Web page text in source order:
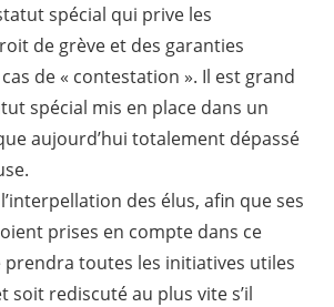
spécial qui prive les
de grève et des garanties
de « contestation ». Il est grand
spécial mis en place dans un
aujourd’hui totalement dépassé
des élus, afin que ses
prises en compte dans ce
prendra toutes les initiatives utiles
soit rediscuté au plus vite s’il